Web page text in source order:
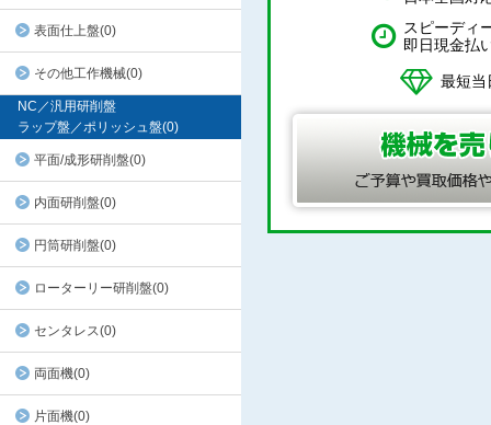
表面仕上盤(0)
その他工作機械(0)
NC／汎用研削盤
ラップ盤／ポリッシュ盤(0)
平面/成形研削盤(0)
内面研削盤(0)
円筒研削盤(0)
ローターリー研削盤(0)
センタレス(0)
両面機(0)
片面機(0)
スピーディ
即日現金払
最短当